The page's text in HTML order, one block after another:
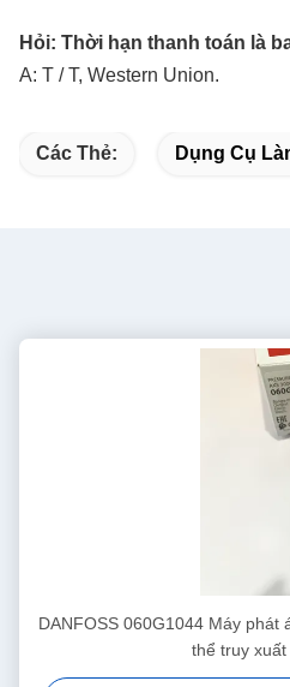
Hỏi: Thời hạn thanh toán là
A: T / T, Western Union.
Các Thẻ: Dụng Cụ
DANFOSS 060G1044 Máy
thể truy